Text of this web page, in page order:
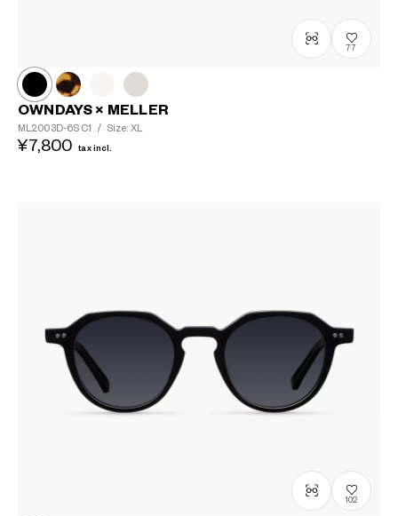
77
OWNDAYS × MELLER
ML2003D-6S C1 / Size: XL
¥7,800 tax incl.
102